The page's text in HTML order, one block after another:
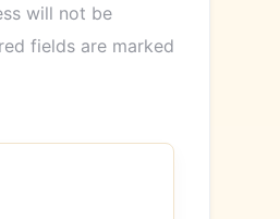
will not be
fields are marked